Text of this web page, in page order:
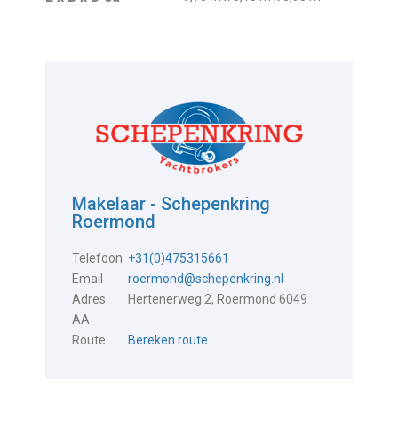
Makelaar - Schepenkring
Roermond
Telefoon +31(0)475315661
Email
roermond@schepenkring.nl
Adres
Hertenerweg 2, Roermond 6049
AA
Route
Bereken route